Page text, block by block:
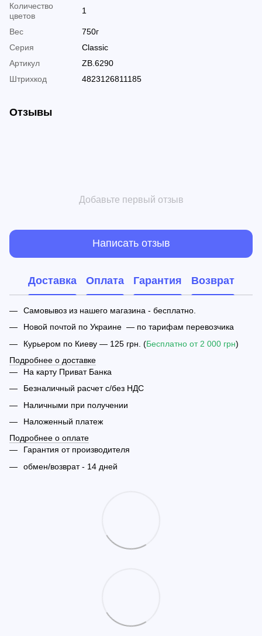
Количество
цветов
1
Вес
750г
Серия
Classic
Артикул
ZB.6290
Штрихкод
4823126811185
Отзывы
Добавьте первый отзыв
Написать отзыв
Доставка Оплата Гарантия Возврат
Самовывоз из нашего магазина - бесплатно.
Новой почтой по Украине — по тарифам перевозчика
Курьером по Киеву — 125 грн. (Бесплатно от 2 000 грн)
Подробнее о доставке
На карту Приват Банка
Безналичный расчет с/без НДС
Наличными при получении
Наложенный платеж
Подробнее о оплате
Гарантия от производителя
обмен/возврат - 14 дней